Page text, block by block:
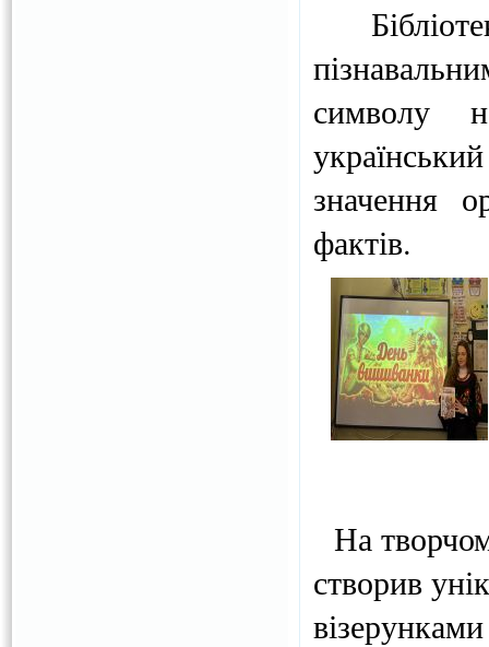
символу
значення
фактів.
На
створив